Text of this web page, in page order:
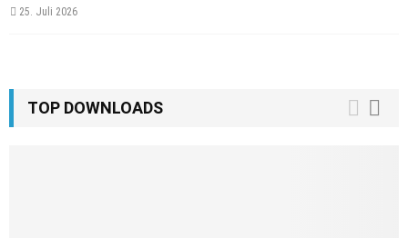
25. Juli 2026
TOP DOWNLOADS